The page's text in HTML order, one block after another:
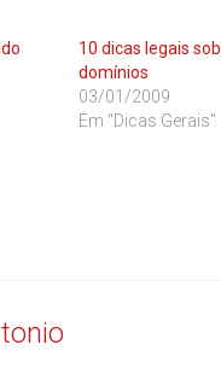
10 dicas legais
domínios
03/01/2009
Em "Dicas Gerais"